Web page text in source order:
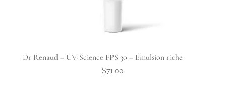
Dr Renaud – UV-Science FPS 30 – Émulsion riche
$71.00